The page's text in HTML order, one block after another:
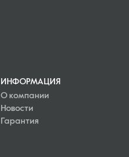
ИНФОРМАЦИЯ
О компании
Новости
Гарантия